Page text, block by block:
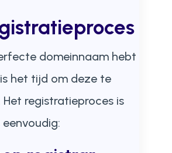
domeinnaam hebt
het tijd om deze te
Het registratieproces is